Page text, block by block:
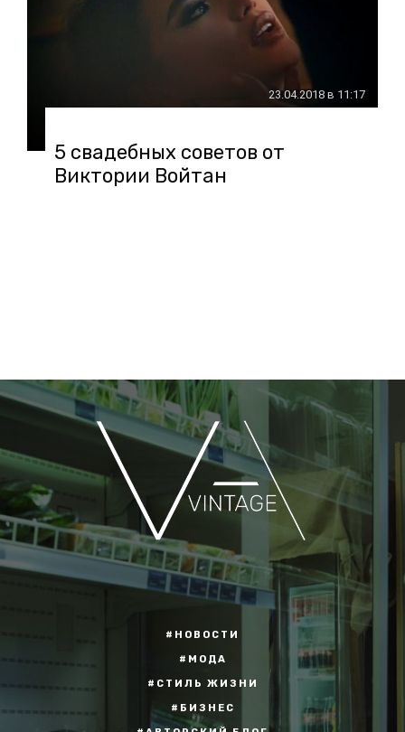
23.04.2018 в 11:17
5 свадебных советов от
Виктории Войтан
#НОВОСТИ
#МОДА
#СТИЛЬ ЖИЗНИ
#БИЗНЕС